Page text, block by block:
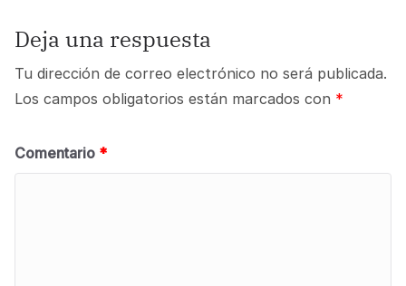
Deja una respuesta
Tu dirección de correo electrónico no será publicada.
Los campos obligatorios están marcados con *
Comentario *